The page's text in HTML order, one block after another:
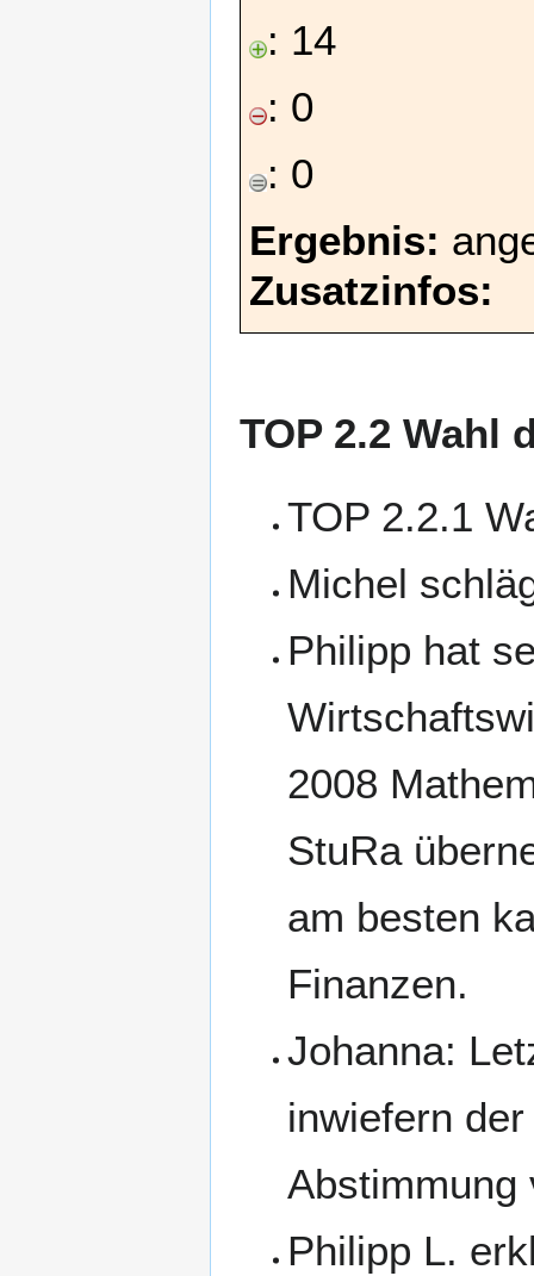
: 14
: 0
: 0
Ergebnis:
Zusatzinfos:
TOP 2.2 Wahl
TOP 2.2.1
Michel
Philipp hat
2008
StuRa
am besten
Finanzen.
Johanna:
inwiefern
Abstimmung
Philipp L.